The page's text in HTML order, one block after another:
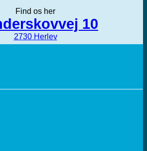
Find os her
10
2730 Herlev